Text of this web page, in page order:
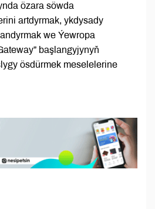
özara söwda
artdyrmak, ykdysady
we Ýewropa
başlangyjynyň
ösdürmek meselelerine